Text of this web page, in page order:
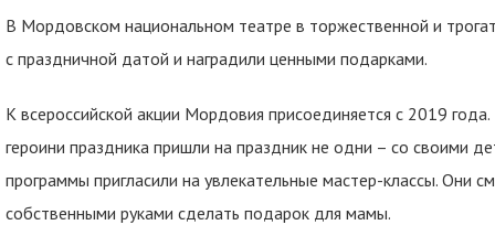
В Мордовском национальном театре в торжественной и
с праздничной датой и наградили ценными подарками.
К всероссийской акции Мордовия присоединяется с 2019
героини праздника пришли на праздник не одни – со своими
программы пригласили на увлекательные мастер-классы. Они
собственными руками сделать подарок для мамы.